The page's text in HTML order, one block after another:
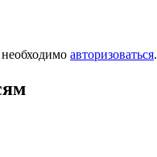
авторизоваться.